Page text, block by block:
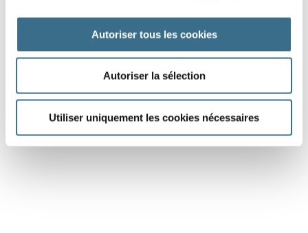
Autoriser tous les cookies
Autoriser la sélection
Utiliser uniquement les cookies nécessaires